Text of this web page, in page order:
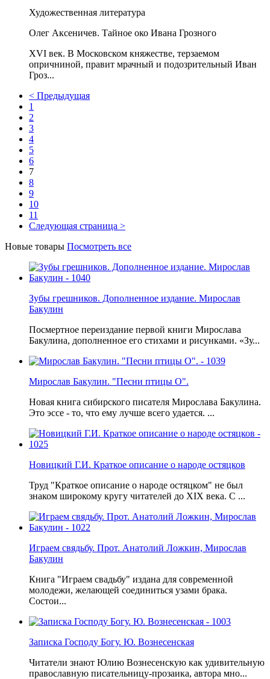
Художественная литература
Олег Аксеничев. Тайное око Ивана Грозного
XVI век. В Московском княжестве, терзаемом
опричниной, правит мрачный и подозрительный Иван
Гроз...
< Предыдущая
1
2
3
4
5
6
7
8
9
10
11
Следующая страница >
Новые товары Посмотреть все
Зубы грешников. Дополненное издание. Мирослав
Бакулин
Посмертное переиздание первой книги Мирослава
Бакулина, дополненное его стихами и рисунками. «Зу...
Мирослав Бакулин. "Песни птицы О".
Новая книга сибирского писателя Мирослава Бакулина.
Это эссе - то, что ему лучше всего удается. ...
Новицкий Г.И. Краткое описание о народе остяцков
Труд "Краткое описание о народе остяцком" не был
знаком широкому кругу читателей до ХIХ века. С ...
Играем свядьбу. Прот. Анатолий Ложкин, Мирослав
Бакулин
Книга "Играем свадьбу" издана для современной
молодежи, желающей соединиться узами брака.
Состои...
Записка Господу Богу. Ю. Вознесенская
Читатели знают Юлию Вознесенскую как удивительную
православную писательницу-прозаика, автора мно...